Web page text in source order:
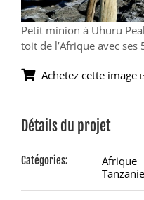
Petit minion à Uhuru
toit de l’Afrique avec
Achetez cette image
Détails du projet
Catégories:
Afrique
Tanzanie